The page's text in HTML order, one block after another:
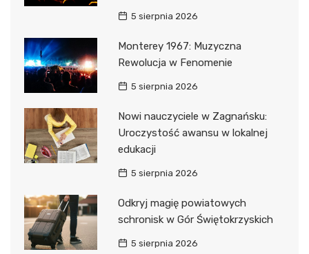
5 sierpnia 2026
Monterey 1967: Muzyczna
Rewolucja w Fenomenie
5 sierpnia 2026
Nowi nauczyciele w Zagnańsku:
Uroczystość awansu w lokalnej
edukacji
5 sierpnia 2026
Odkryj magię powiatowych
schronisk w Gór Świętokrzyskich
5 sierpnia 2026